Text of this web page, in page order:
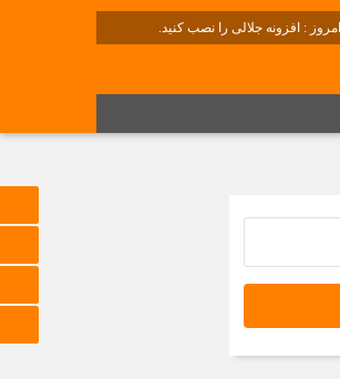
امروز : افزونه جلالی را نصب کنید.